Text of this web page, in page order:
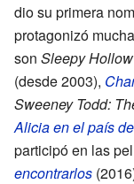
dio su primera
protagonizó
son Sleepy Hollow
(desde 2003),
Sweeney Todd:
Alicia en el país
participó en las
encontrarlos